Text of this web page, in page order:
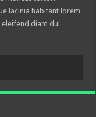
lacinia habitant lorem
eleifend diam dui